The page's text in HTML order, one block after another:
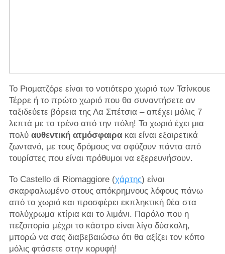
Το Ριοματζόρε είναι το νοτιότερο χωριό των Τσίνκουε
Τέρρε ή το πρώτο χωριό που θα συναντήσετε αν
ταξιδεύετε βόρεια της Λα Σπέτσια – απέχει μόλις 7
λεπτά με το τρένο από την πόλη! Το χωριό έχει μια
πολύ αυθεντική ατμόσφαιρακαι είναι εξαιρετικά
ζωντανό, με τους δρόμους να σφύζουν πάντα από
τουρίστες που είναι πρόθυμοι να εξερευνήσουν.
Το Castello di Riomaggiore (χάρτης) είναι
σκαρφαλωμένο στους απόκρημνους λόφους πάνω
από το χωριό και προσφέρει εκπληκτική θέα στα
πολύχρωμα κτίρια και το λιμάνι. Παρόλο που η
πεζοπορία μέχρι το κάστρο είναι λίγο δύσκολη,
μπορώ να σας διαβεβαιώσω ότι θα αξίζει τον κόπο
μόλις φτάσετε στην κορυφή!